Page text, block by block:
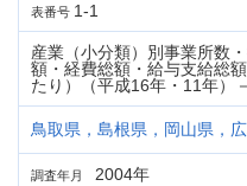
表番号 1-1
産業（小分類）別事業所数
額・経費総額・給与支給総
たり）（平成16年・11年）
鳥取県，島根県，岡山県，
調査年月 2004年